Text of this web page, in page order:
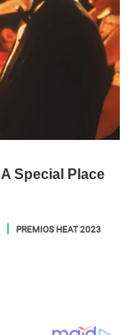
PREMIOS HEAT 2023